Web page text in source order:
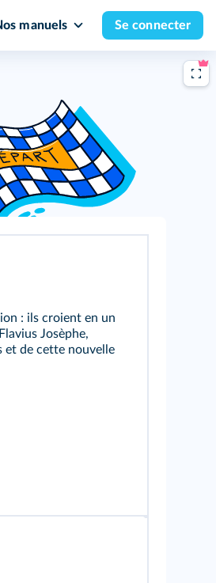
manuels Se connecter
: ils croient en un
Josèphe,
et de cette nouvelle